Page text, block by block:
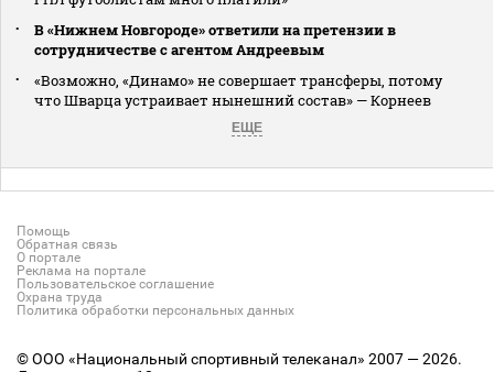
В «Нижнем Новгороде» ответили на претензии в
сотрудничестве с агентом Андреевым
«Возможно, «Динамо» не совершает трансферы, потому
что Шварца устраивает нынешний состав» — Корнеев
ЕЩЕ
Помощь
Обратная связь
О портале
Реклама на портале
Пользовательское соглашение
Охрана труда
Политика обработки персональных данных
© ООО «Национальный спортивный телеканал» 2007 — 2026.